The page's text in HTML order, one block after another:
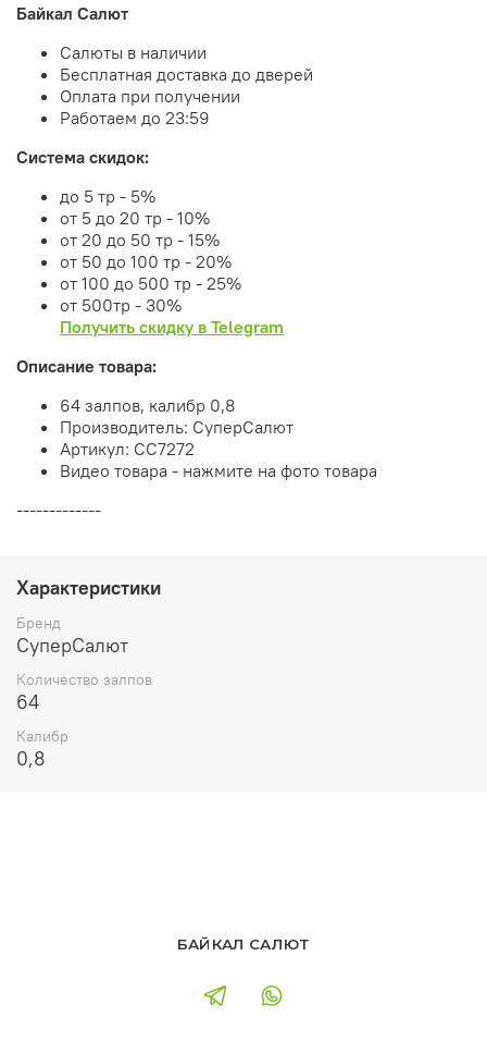
Байкал Салют
Салюты в наличии
Бесплатная доставка до дверей
Оплата при получении
Работаем до 23:59
Система скидок:
до 5 тр - 5%
от 5 до 20 тр - 10%
от 20 до 50 тр - 15%
от 50 до 100 тр - 20%
от 100 до 500 тр - 25%
от 500тр - 30%
Получить скидку в Telegram
Описание товара:
64 залпов, калибр 0,8
Производитель: СуперСалют
Артикул: СС7272
Видео товара - нажмите на фото товара
-------------
Характеристики
Бренд
СуперСалют
Количество залпов
64
Калибр
0,8
БАЙКАЛ САЛЮТ